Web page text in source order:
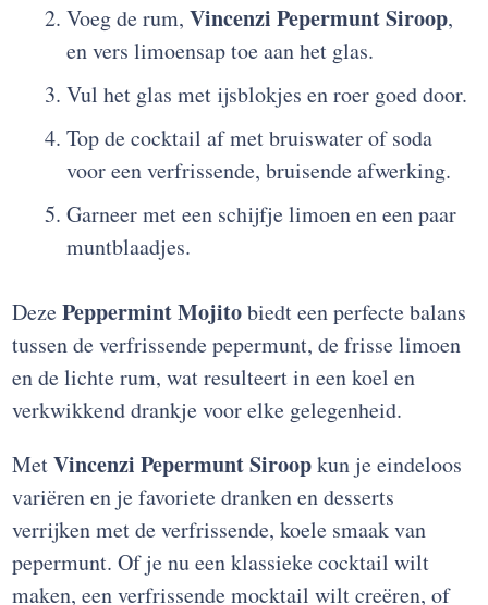
Voeg de rum,Vincenzi Pepermunt Siroop,
en vers limoensap toe aan het glas.
Vul het glas met ijsblokjes en roer goed door.
Top de cocktail af met bruiswater of soda
voor een verfrissende, bruisende afwerking.
Garneer met een schijfje limoen en een paar
muntblaadjes.
DezePeppermint Mojitobiedt een perfecte balans
tussen de verfrissende pepermunt, de frisse limoen
en de lichte rum, wat resulteert in een koel en
verkwikkend drankje voor elke gelegenheid.
MetVincenzi Pepermunt Siroopkun je eindeloos
variëren en je favoriete dranken en desserts
verrijken met de verfrissende, koele smaak van
pepermunt. Of je nu een klassieke cocktail wilt
maken, een verfrissende mocktail wilt creëren, of